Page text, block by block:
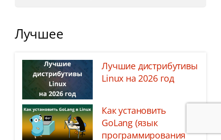
Лучшее
Лучшие дистрибутивы
Linux на 2026 год
Как установить
GoLang (язык
программирования